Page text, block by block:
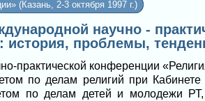
(Казань, 2-3 октября 1997 г.)
научно -
проблемы,
практической конференции
по делам религий при
по делам детей и молодежи РТ,